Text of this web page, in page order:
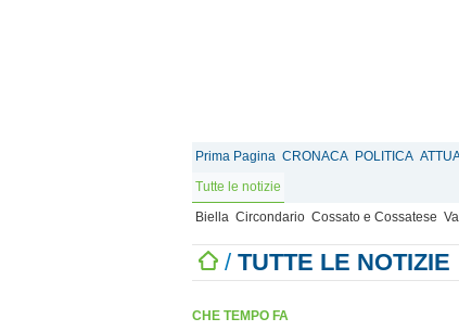
Prima Pagina CRONACA POLITICA
Tutte le notizie
Biella Circondario Cossato e Cossatese
/ TUTTE LE NOTIZIE
CHE TEMPO FA